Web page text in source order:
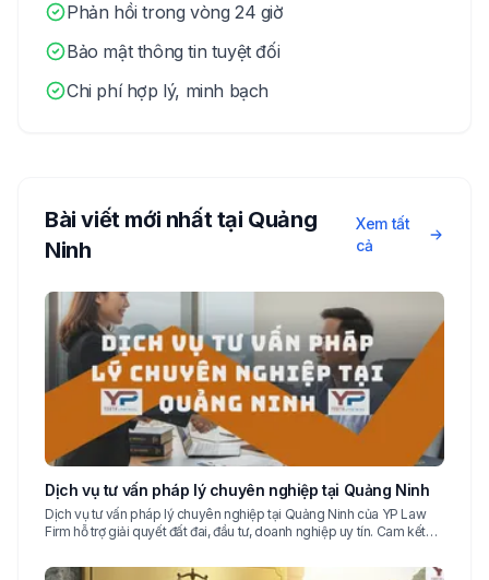
Phản hồi trong vòng 24 giờ
Bảo mật thông tin tuyệt đối
Chi phí hợp lý, minh bạch
Bài viết mới nhất tại Quảng
Ninh
Xem tất
cả
Dịch vụ tư vấn pháp lý chuyên nghiệp tại Quảng Ninh
Dịch vụ tư vấn pháp lý chuyên nghiệp tại Quảng Ninh của YP Law
Firm hỗ trợ giải quyết đất đai, đầu tư, doanh nghiệp uy tín. Cam kết